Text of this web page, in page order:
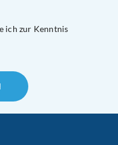
ich zur Kenntnis